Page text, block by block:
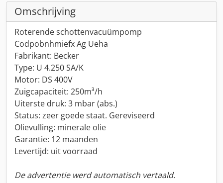
Omschrijving
Roterende schottenvacuümpomp
Codpobnhmiefx Ag Ueha
Fabrikant: Becker
Type: U 4.250 SA/K
Motor: DS 400V
Zuigcapaciteit: 250m³/h
Uiterste druk: 3 mbar (abs.)
Status: zeer goede staat. Gereviseerd
Olievulling: minerale olie
Garantie: 12 maanden
Levertijd: uit voorraad
De advertentie werd automatisch vertaald.